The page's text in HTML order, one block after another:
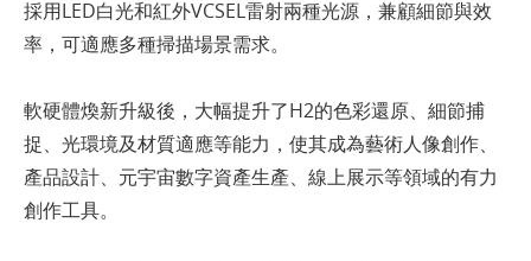
採用LED白光和紅外VCSEL雷射兩種光源，兼顧細節與效
率，可適應多種掃描場景需求。
​軟硬體煥新升級後，大幅提升了H2的色彩還原、細節捕
捉、光環境及材質適應等能力，使其成為藝術人像創作、
產品設計、元宇宙數字資產生產、線上展示等領域的有力
創作工具。